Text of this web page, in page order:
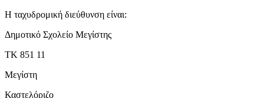
Η ταχυδρομική διεύθυνση είναι:
Δημοτικό Σχολείο Μεγίστης
ΤΚ 851 11
Μεγίστη
Καστελόριζο